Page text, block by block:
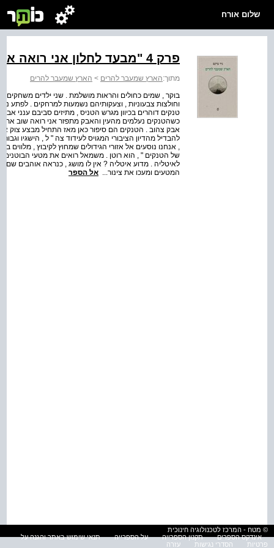
שלום אורח
פרק 4 "מבעד לחלון אני רואה את עזה" קיבוץ נירים
מתוך:הארץ שמעבר להרים > הארץ שמעבר להרים
בוקר , שמים כחולים והראות מושלמת . שני ילדים משחקים
וחולצות צבעוניות , וצעקותיהם נשמעות למרחקים . לפתע
טנקים דוהרים בכיוון מגרש הטניס , מתיזים סביבם ענני
כשהטנקים נעלמים מהעין והאבק מתפזר אני רואה שוב
אבק צהוב . הטנקים הם סיפור כאן מאז התחיל מבצע צוק
להבדיל מהדיון הציבורי המגויס לעידוד צה " ל , הישגיו
, אנחנו נוסעים אל אזורי הגידולים שמחוץ לקיבוץ ,
של הטנקים " , הוא רוטן . משמאל רואים את מטעי הבוטנים ,
לאיטליה . מדוע איטליה ? אין לו מושג , כנראה אוהבים
המטעים ומעכו את צינור... אל הספר
© מטח - המרכז לטכנולוגיה חינוכית
אינדקס הספרים
תקנון הספרייה על הספרייה
תנאי שימוש באתר והגנה על
פרטיות
הסדרי נגישות עזרה